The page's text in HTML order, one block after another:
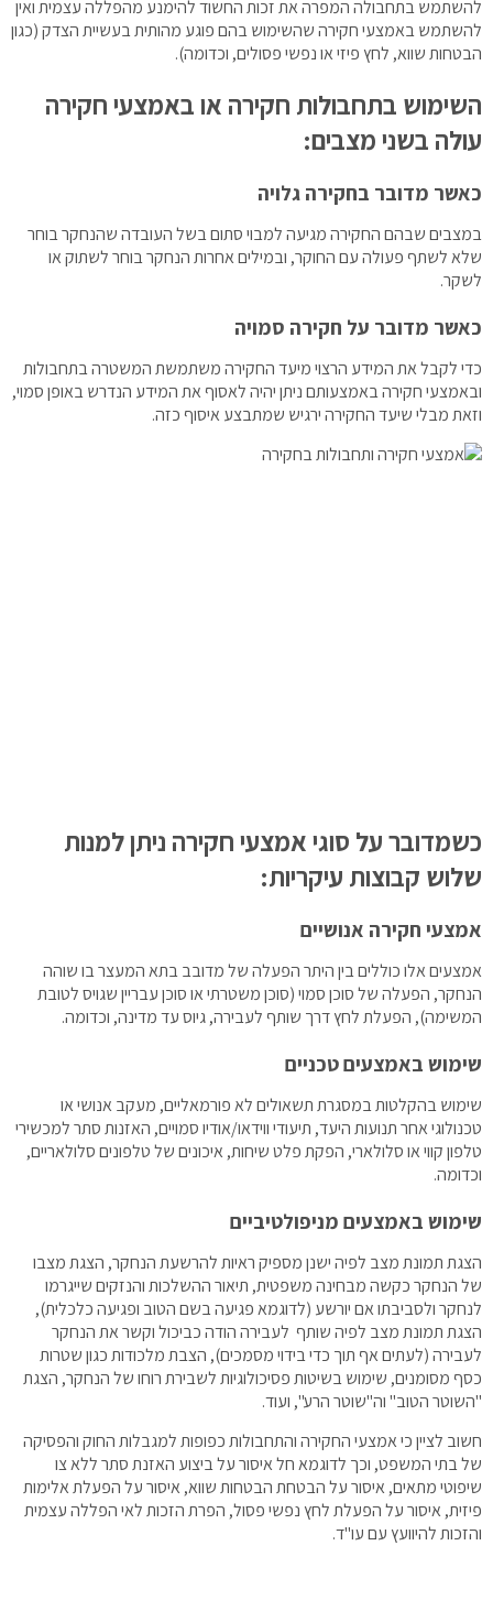
להשתמש בתחבולה המפרה את זכות החשוד להימנע מהפללה עצמית ואין
להשתמש באמצעי חקירה שהשימוש בהם פוגע מהותית בעשיית הצדק (כגון
הבטחות שווא, לחץ פיזי או נפשי פסולים, וכדומה).
השימוש בתחבולות חקירה או באמצעי חקירה
עולה בשני מצבים:
כאשר מדובר בחקירה גלויה
במצבים שבהם החקירה מגיעה למבוי סתום בשל העובדה שהנחקר בוחר
שלא לשתף פעולה עם החוקר, ובמילים אחרות הנחקר בוחר לשתוק או
לשקר.
כאשר מדובר על חקירה סמויה
כדי לקבל את המידע הרצוי מיעד החקירה משתמשת המשטרה בתחבולות
ובאמצעי חקירה באמצעותם ניתן יהיה לאסוף את המידע הנדרש באופן סמוי,
וזאת מבלי שיעד החקירה ירגיש שמתבצע איסוף כזה.
כשמדובר על סוגי אמצעי חקירה ניתן למנות
שלוש קבוצות עיקריות:
אמצעי חקירה אנושיים
אמצעים אלו כוללים בין היתר הפעלה של מדובב בתא המעצר בו שוהה
הנחקר, הפעלה של סוכן סמוי (סוכן משטרתי או סוכן עבריין שגויס לטובת
המשימה), הפעלת לחץ דרך שותף לעבירה, גיוס עד מדינה, וכדומה.
שימוש באמצעים טכניים
שימוש בהקלטות במסגרת תשאולים לא פורמאליים, מעקב אנושי או
טכנולוגי אחר תנועות היעד, תיעודי ווידאו/אודיו סמויים, האזנות סתר למכשירי
טלפון קווי או סלולארי, הפקת פלט שיחות, איכונים של טלפונים סלולאריים,
וכדומה.
שימוש באמצעים מניפולטיביים
הצגת תמונת מצב לפיה ישנן מספיק ראיות להרשעת הנחקר, הצגת מצבו
של הנחקר כקשה מבחינה משפטית, תיאור ההשלכות והנזקים שייגרמו
לנחקר ולסביבתו אם יורשע (לדוגמא פגיעה בשם הטוב ופגיעה כלכלית),
הצגת תמונת מצב לפיה שותף לעבירה הודה כביכול וקשר את הנחקר
לעבירה (לעתים אף תוך כדי בידוי מסמכים), הצבת מלכודות כגון שטרות
כסף מסומנים, שימוש בשיטות פסיכולוגיות לשבירת רוחו של הנחקר, הצגת
"השוטר הטוב" וה"שוטר הרע", ועוד.
חשוב לציין כי אמצעי החקירה והתחבולות כפופות למגבלות החוק והפסיקה
של בתי המשפט, וכך לדוגמא חל איסור על ביצוע האזנת סתר ללא צו
שיפוטי מתאים, איסור על הבטחת הבטחות שווא, איסור על הפעלת אלימות
פיזית, איסור על הפעלת לחץ נפשי פסול, הפרת הזכות לאי הפללה עצמית
והזכות להיוועץ עם עו"ד.